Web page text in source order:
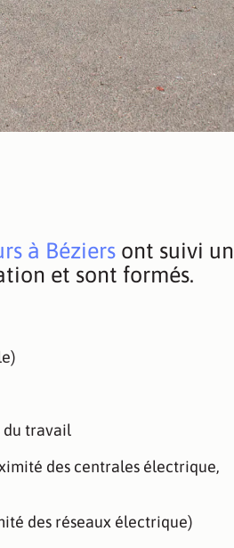
à Béziers ont suivi un
et sont formés.
du travail
des centrales électrique,
des réseaux électrique)